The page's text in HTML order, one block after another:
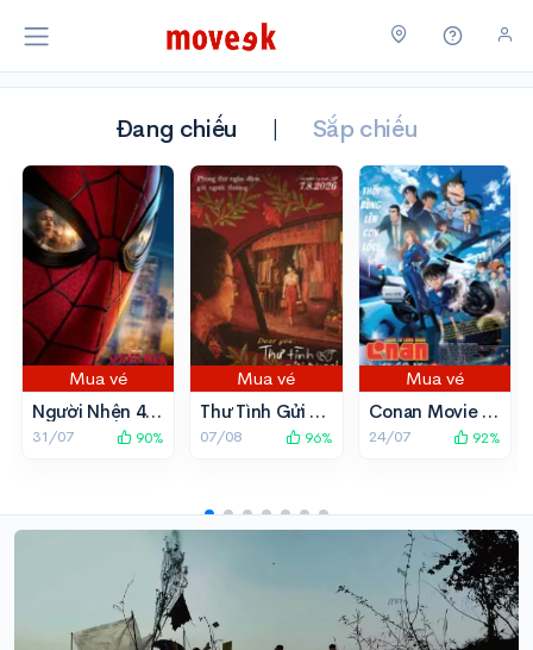
Đang chiếu | Sắp chiếu
Mua vé
Người Nhện 4: Khởi Đầu Mới
31/07 90%
Mua vé
Thư Tình Gửi Ngoại
07/08 96%
Mua vé
Conan Movie 29 (2026): Thiên Thần Sa Ngã Trên Xa Lộ
24/07 92%